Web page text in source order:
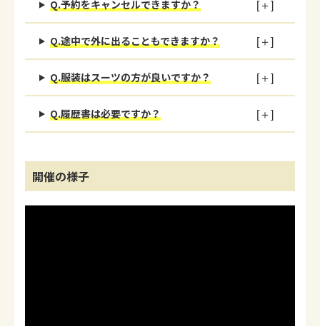
7つまわってみて一つ一つにいい所があって自分が1
番重視していることなど詳しく説明してくれたの
で、就職に対して不安が無くなりました。
また、その会社ごとの魅力も分かり、今後の就職活
動がスムーズに出来ると思うので今回参加して良か
ったです。
(10代 柔道整復師・新潟会場参加学生)
加してよかったです！
(10代 鍼灸あん摩マッサージ指圧師・大阪会場参加
Q.予約をキャンセルできますか？
Q.途中で外に出ることもできますか？
Q.服装はスーツの方が良いですか？
Q.履歴書は必要ですか？
開催の様子